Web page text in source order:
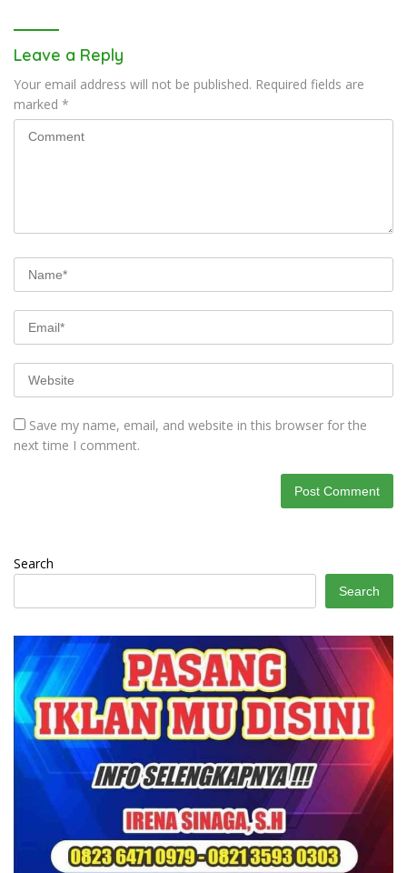
Leave a Reply
Your email address will not be published. Required fields are
marked *
Save my name, email, and website in this browser for the
next time I comment.
Search
Search